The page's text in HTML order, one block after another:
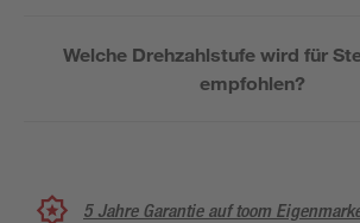
Welche Drehzahlstufe wird für
empfohlen?
5 Jahre Garantie auf toom